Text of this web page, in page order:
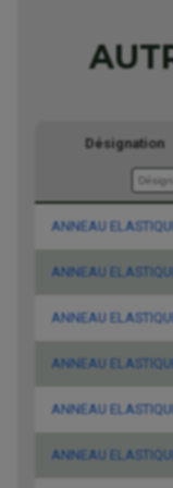
Désignation
Désignation
ANNEAU
ANNEAU
ANNEAU
ANNEAU
ANNEAU
ANNEAU